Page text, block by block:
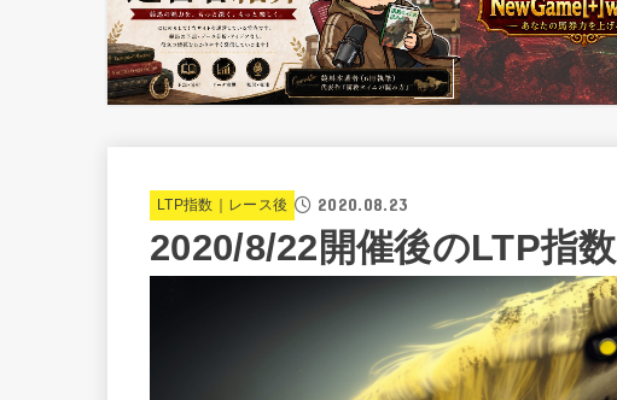
LTP指数｜レース後 2020.08.23
2020/8/22開催後のLTP指数